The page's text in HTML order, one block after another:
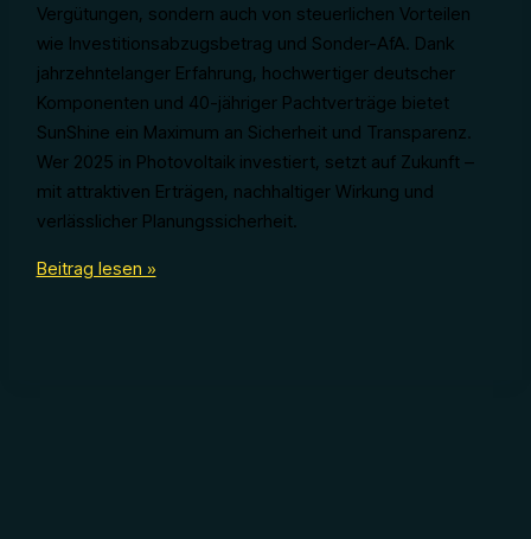
Vergütungen, sondern auch von steuerlichen Vorteilen
wie Investitionsabzugsbetrag und Sonder-AfA. Dank
jahrzehntelanger Erfahrung, hochwertiger deutscher
Komponenten und 40-jähriger Pachtverträge bietet
SunShine ein Maximum an Sicherheit und Transparenz.
Wer 2025 in Photovoltaik investiert, setzt auf Zukunft –
mit attraktiven Erträgen, nachhaltiger Wirkung und
verlässlicher Planungssicherheit.
Einspeisevergütung
Beitrag lesen »